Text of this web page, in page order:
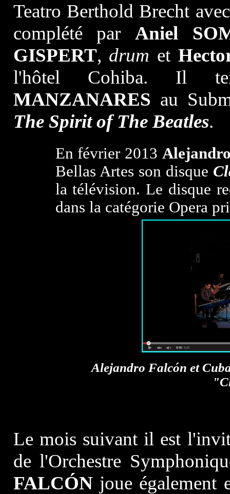
Teatro Berthold Brecht
complété par Aniel
GISPERT, drum et
l'hôtel Cohiba. Il
MANZANARES au
The Spirit of The Beatles.
En février 2013
Bellas Artes son disque
la télévision. Le disque
dans la catégorie Opera
Alejandro Falcón et
Le mois suivant il est
de l'Orchestre
FALCÓNjoue également